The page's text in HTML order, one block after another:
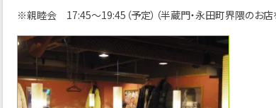
※親睦会 17:45～19:45（予定）（半蔵門・永田町界隈のお店